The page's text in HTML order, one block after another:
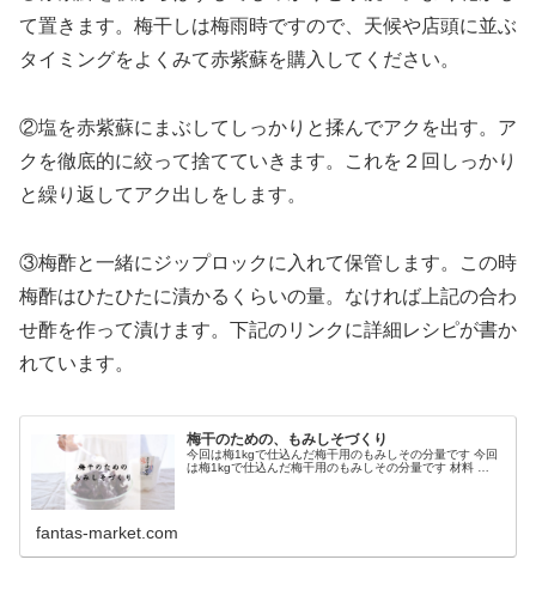
て置きます。梅干しは梅雨時ですので、天候や店頭に並ぶ
タイミングをよくみて赤紫蘇を購入してください。
②塩を赤紫蘇にまぶしてしっかりと揉んでアクを出す。ア
クを徹底的に絞って捨てていきます。これを２回しっかり
と繰り返してアク出しをします。
③梅酢と一緒にジップロックに入れて保管します。この時
梅酢はひたひたに漬かるくらいの量。なければ上記の合わ
せ酢を作って漬けます。下記のリンクに詳細レシピが書か
れています。
梅干のための、もみしそづくり
今回は梅1kgで仕込んだ梅干用のもみしその分量です 今回
は梅1kgで仕込んだ梅干用のもみしその分量です 材料 …
fantas-market.com